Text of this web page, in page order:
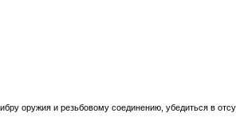
оружия и резьбовому соединению, убедиться в